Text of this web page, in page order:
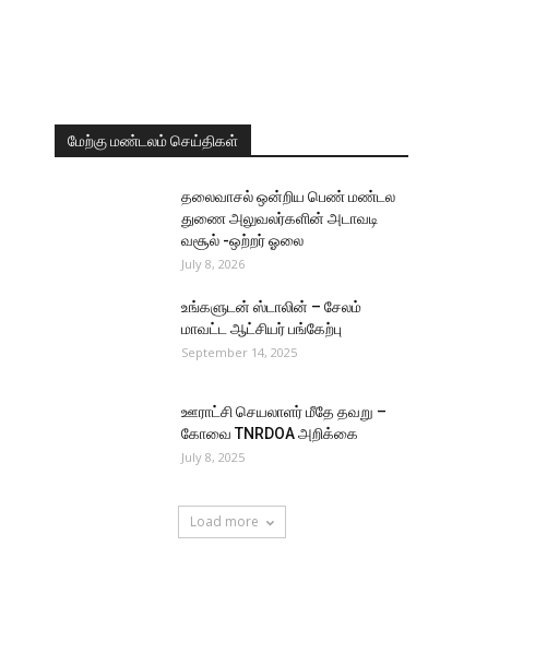
மேற்கு மண்டலம் செய்திகள்
தலைவாசல் ஒன்றிய பெண் மண்டல
துணை அலுவலர்களின் அடாவடி
வசூல் -ஒற்றர் ஓலை
July 8, 2026
உங்களுடன் ஸ்டாலின் – சேலம்
மாவட்ட ஆட்சியர் பங்கேற்பு
September 14, 2025
ஊராட்சி செயலாளர் மீதே தவறு –
கோவை TNRDOA அறிக்கை
July 8, 2025
Load more